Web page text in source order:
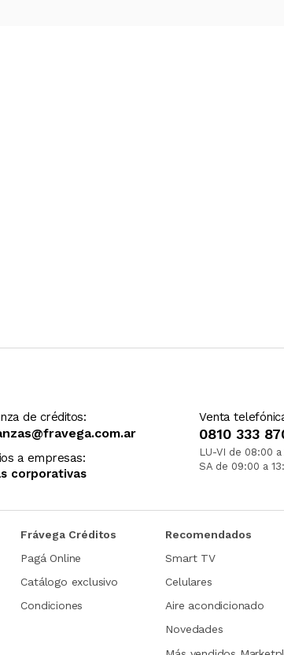
de créditos:
a empresas:
corporativas
Venta
0810 333
LU-VI de 08:00
SA de 09:00 a
Frávega Créditos
Pagá Online
Catálogo exclusivo
Condiciones
Recomendados
Smart TV
Celulares
Aire acondicionado
Novedades